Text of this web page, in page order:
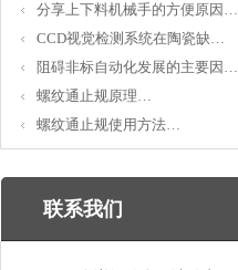
分享上下料机械手的方便原因…
CCD视觉检测系统在陶瓷缺…
阻碍非标自动化发展的主要因…
螺纹通止规原理…
螺纹通止规使用方法…
联系我们